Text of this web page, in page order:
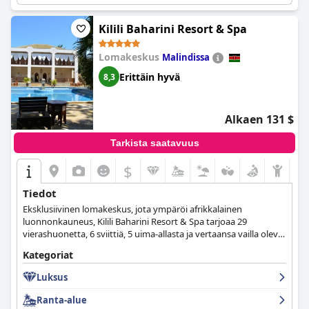
Swahili Beachin ilmainen WiFi saa ristiriitaisia arvosteluja, ja
jotkut vieraat pitävät sitä erinomaisena, kun taas toiset
raportoivat sen olevan epäluotettava, erityisesti tietyillä alueilla
lomakeskuksessa.
Kaiken kaikkiaan Swahili Beachyhdistää kauniin ympäristön,
erinomaisen palvelun ja valikoiman ylellisiä mukavuuksia, mikä
tekee siitä erittäin suositeltavan kohteen niille, jotka etsivät sekä
rentoutumista että seikkailua. Muutamat parannusta vaativat
alueet eivät merkittävästi vähennä suurimman osan vieraiden
kuvaamaa ylivoimaisesti positiivista kokemusta.
Kilili Baharini Resort & Spa
Lomakeskus Malindissa
8,3 Erittäin hyvä
Alkaen 131 $
Tarkista saatavuus
$
Tiedot
Eksklusiivinen lomakeskus, jota ympäröi afrikkalainen
luonnonkauneus, Kilili Baharini Resort & Spa tarjoaa 29
vierashuonetta, 6 sviittiä, 5 uima-allasta ja vertaansa vailla olevat
nautinnollisen oleskelun kaikille vieraille.
Kategoriat
Luksus
Ranta-alue